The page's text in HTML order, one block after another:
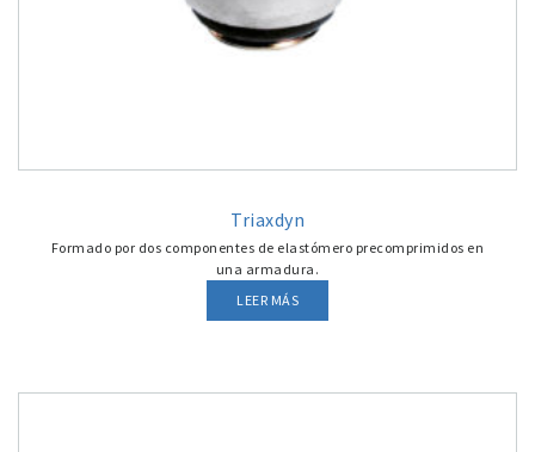
Triaxdyn
Formado por dos componentes de elastómero precomprimidos en
una armadura.
LEER MÁS